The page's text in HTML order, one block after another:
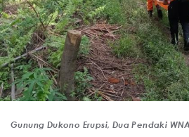
Gunung Dukono Erupsi, Dua Pendaki